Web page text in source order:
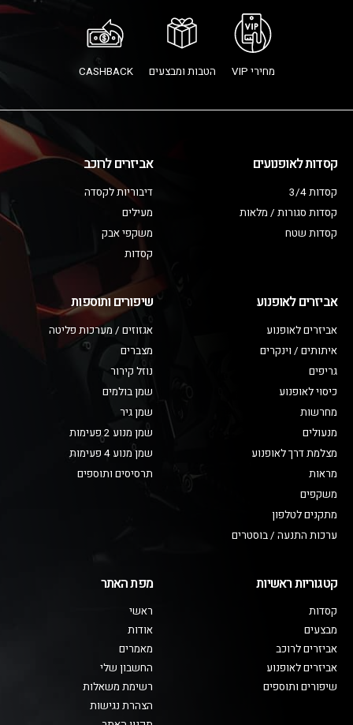
מחירי VIP הטבות ומבצעים CASHBACK
קסדות לאופנועים
קסדות 3/4
קסדות סגורות / מלאות
קסדות שטח
אביזרים לרוכב
דיבוריות לקסדה
מעילים
משקפי אבק
קסדות
אביזרים לאופנוע
אביזרים לאופנוע
איתותים / וינקרים
גריפים
כיסוי לאופנוע
מחרשות
מנעולים
מצלמת דרך לאופנוע
מראות
משקפים
מתקנים לטלפון
ערכות התנעה / בוסטרים
שיפורים ותוספות
אגזוזים / מערכות פליטה
מצברים
נוזל קירור
שמן בולמים
שמן גיר
שמן מנוע 2 פעימות
שמן מנוע 4 פעימות
תרסיסים ותוספים
קטגוריות ראשיות
קסדות
מבצעים
אביזרים לרוכב
אביזרים לאופנוע
שיפורים ותוספים
מפת האתר
ראשי
אודות
מאמרים
החשבון שלי
רשימת משאלות
הצהרת נגישות